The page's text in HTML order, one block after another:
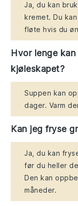
Ja, du kan
kremet. Du
fløte hvis du
Hvor lenge
kjøleskapet?
Suppen kan
dager. Varm
Kan jeg fryse
Ja, du kan
før du heller
Den kan
måneder.